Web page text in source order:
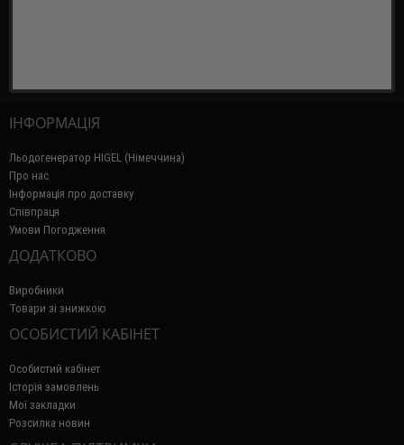
ІНФОРМАЦІЯ
Льодогенератор HIGEL (Німеччина)
Про нас
Інформація про доставку
Співпраця
Умови Погодження
ДОДАТКОВО
Виробники
Товари зі знижкою
ОСОБИСТИЙ КАБІНЕТ
Особистий кабінет
Історія замовлень
Мої закладки
Розсилка новин